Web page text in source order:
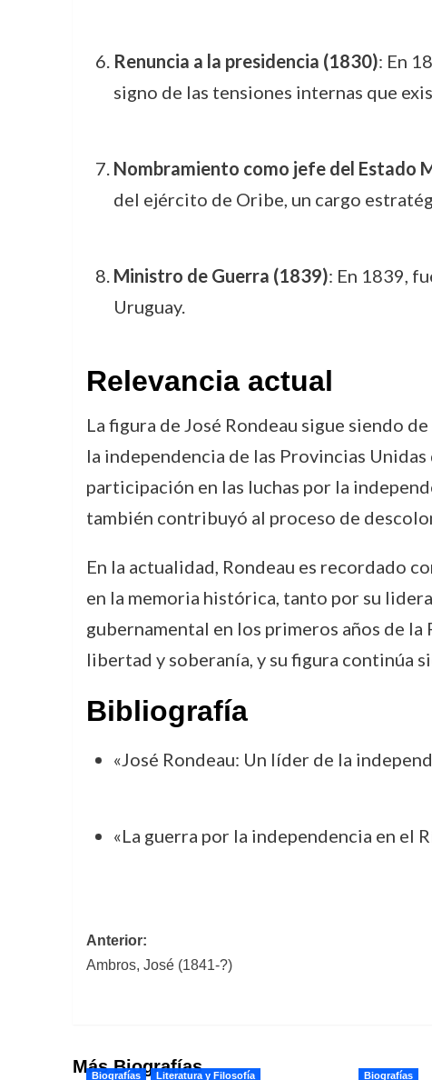
Renuncia a la presidencia (1830): En
signo de las tensiones internas que
Nombramiento como jefe del Estado
del ejército de Oribe, un cargo
Ministro de Guerra (1839): En 1839,
Uruguay.
Relevancia actual
La figura de José Rondeau sigue siendo
la independencia de las Provincias
participación en las luchas por la
también contribuyó al proceso de
En la actualidad, Rondeau es recordado
en la memoria histórica, tanto por su
gubernamental en los primeros años de
libertad y soberanía, y su figura continúa
Bibliografía
«José Rondeau: Un líder de la
«La guerra por la independencia en el
Navegación
Anterior:
Ambros, José (1841-?)
Más Biografías
Biografías Literatura y Filosofía Biografías